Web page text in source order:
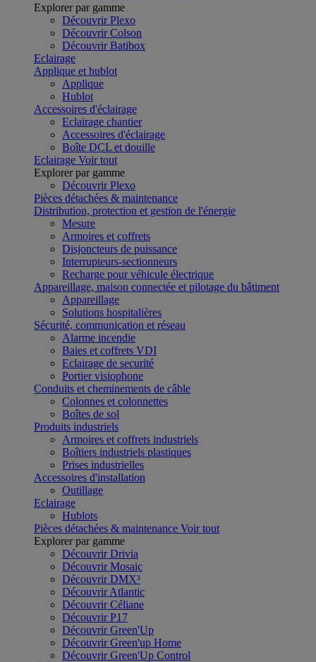
Explorer par gamme
Découvrir Plexo
Découvrir Colson
Découvrir Batibox
Eclairage
Applique et hublot
Applique
Hublot
Accessoires d'éclairage
Eclairage chantier
Accessoires d'éclairage
Boîte DCL et douille
Eclairage Voir tout
Explorer par gamme
Découvrir Plexo
Pièces détachées & maintenance
Distribution, protection et gestion de l'énergie
Mesure
Armoires et coffrets
Disjoncteurs de puissance
Interrupteurs-sectionneurs
Recharge pour véhicule électrique
Appareillage, maison connectée et pilotage du bâtiment
Appareillage
Solutions hospitalières
Sécurité, communication et réseau
Alarme incendie
Baies et coffrets VDI
Eclairage de securité
Portier visiophone
Conduits et cheminements de câble
Colonnes et colonnettes
Boîtes de sol
Produits industriels
Armoires et coffrets industriels
Boîtiers industriels plastiques
Prises industrielles
Accessoires d'installation
Outillage
Eclairage
Hublots
Pièces détachées & maintenance Voir tout
Explorer par gamme
Découvrir Drivia
Découvrir Mosaic
Découvrir DMX³
Découvrir Atlantic
Découvrir Céliane
Découvrir P17
Découvrir Green'Up
Découvrir Green'up Home
Découvrir Green'Up Control